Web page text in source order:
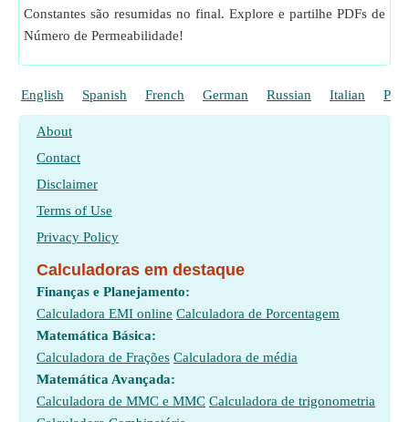
Constantes são resumidas no final. Explore e partilhe PDFs de
Número de Permeabilidade!
English Spanish French German Russian Italian
About
Contact
Disclaimer
Terms of Use
Privacy Policy
Calculadoras em destaque
Finanças e Planejamento:
Calculadora EMI online Calculadora de Porcentagem
Matemática Básica:
Calculadora de Frações Calculadora de média
Matemática Avançada:
Calculadora de MMC e MMC Calculadora de trigonometria